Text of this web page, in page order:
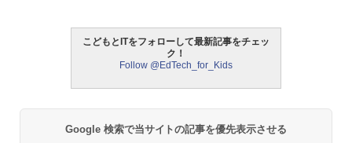
パイロット スイスイおえかき for Study
育
￥2,073
中学英語をもう一度ひとつひとつわかり
やすく。改訂版
￥1,980
こどもとITをフォローして最新記事をチェッ
ク！
Follow @EdTech_for_Kids
Google 検索で当サイトの記事を優先表示させる